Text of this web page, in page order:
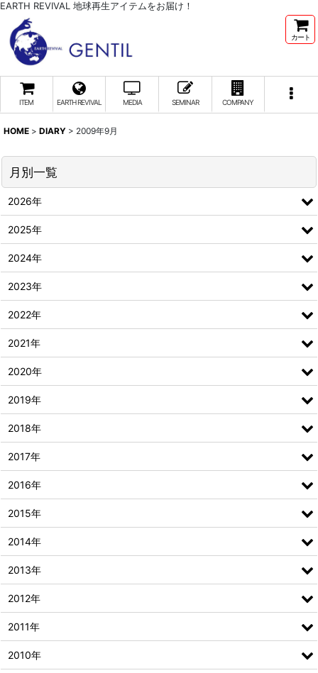
EARTH REVIVAL 地球再生アイテムをお届け！
カート
ITEM EARTH REVIVAL MEDIA SEMINAR COMPANY
HOME > DIARY > 2009年9月
月別一覧
2026年
2025年
2024年
2023年
2022年
2021年
2020年
2019年
2018年
2017年
2016年
2015年
2014年
2013年
2012年
2011年
2010年